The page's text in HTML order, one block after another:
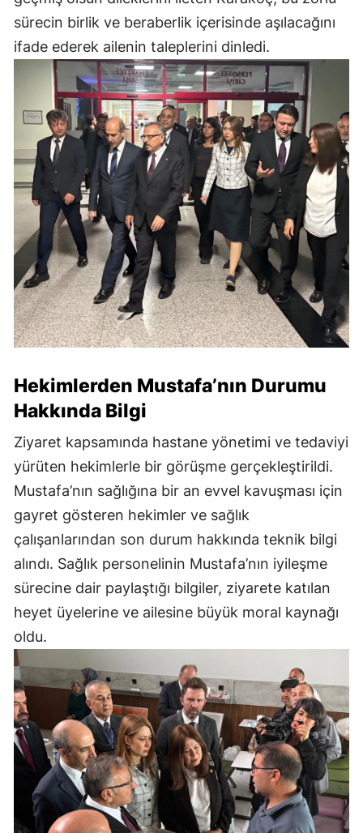
sürecin birlik ve beraberlik içerisinde aşılacağını
ifade ederek ailenin taleplerini dinledi.
Hekimlerden Mustafa’nın Durumu
Hakkında Bilgi
Ziyaret kapsamında hastane yönetimi ve tedaviyi
yürüten hekimlerle bir görüşme gerçekleştirildi.
Mustafa’nın sağlığına bir an evvel kavuşması için
gayret gösteren hekimler ve sağlık
çalışanlarından son durum hakkında teknik bilgi
alındı. Sağlık personelinin Mustafa’nın iyileşme
sürecine dair paylaştığı bilgiler, ziyarete katılan
heyet üyelerine ve ailesine büyük moral kaynağı
oldu.